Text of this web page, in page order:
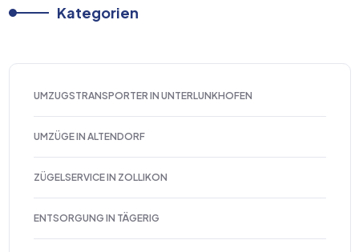
Kategorien
UMZUGSTRANSPORTER IN UNTERLUNKHOFEN
UMZÜGE IN ALTENDORF
ZÜGELSERVICE IN ZOLLIKON
ENTSORGUNG IN TÄGERIG